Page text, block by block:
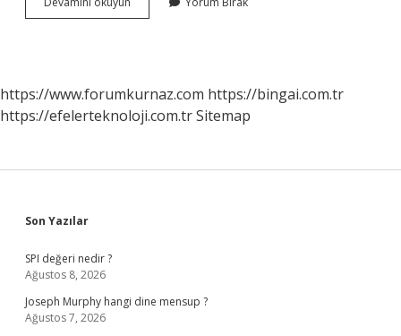
Ne
https://www.forumkurnaz.com https://bingai.com.tr
https://efelerteknoloji.com.trSitemap
Sidebar
Son Yazılar
SPI değeri nedir ?
Ağustos 8, 2026
Joseph Murphy hangi dine mensup ?
Ağustos 7, 2026